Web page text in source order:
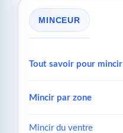
MINCEUR
Tout savoir pour mincir
Mincir par zone
Mincir du ventre